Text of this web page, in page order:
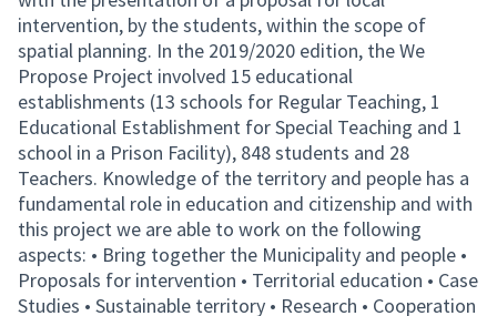
intervention, by the students, within the scope of
spatial planning. In the 2019/2020 edition, the We
Propose Project involved 15 educational
establishments (13 schools for Regular Teaching, 1
Educational Establishment for Special Teaching and 1
school in a Prison Facility), 848 students and 28
Teachers. Knowledge of the territory and people has a
fundamental role in education and citizenship and with
this project we are able to work on the following
aspects: • Bring together the Municipality and people •
Proposals for intervention • Territorial education • Case
Studies • Sustainable territory • Research • Cooperation